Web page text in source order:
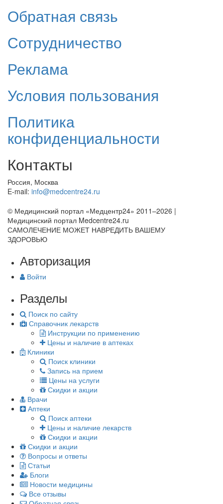
Обратная связь
Сотрудничество
Реклама
Условия пользования
Политика
конфиденциальности
Контакты
Россия, Москва
E-mail: info@medcentre24.ru
© Медицинский портал «Медцентр24» 2011–2026 |
Медицинский портал Medcentre24.ru
САМОЛЕЧЕНИЕ МОЖЕТ НАВРЕДИТЬ ВАШЕМУ
ЗДОРОВЬЮ
Авторизация
Войти
Разделы
Поиск по сайту
Справочник лекарств
Инструкции по применению
Цены и наличие в аптеках
Клиники
Поиск клиники
Запись на прием
Цены на услуги
Скидки и акции
Врачи
Аптеки
Поиск аптеки
Цены и наличие лекарств
Скидки и акции
Скидки и акции
Вопросы и ответы
Статьи
Блоги
Новости медицины
Все отзывы